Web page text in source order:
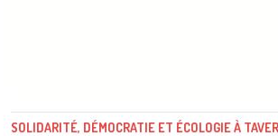
SOLIDARITÉ, DÉMOCRATIE ET ÉCOLOGIE À